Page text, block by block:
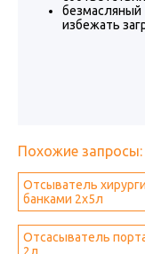
избежать
Похожие запросы:
Отсыватель
банками 2х5л
Отсасыватель